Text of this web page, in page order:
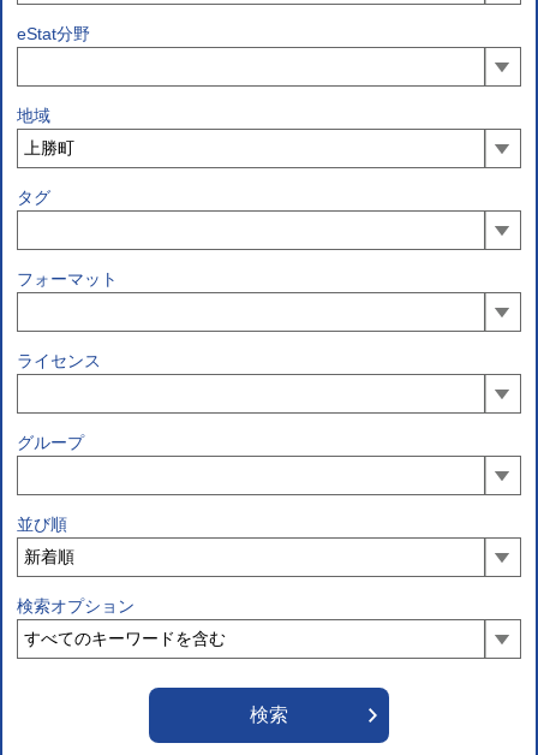
eStat分野
地域
タグ
フォーマット
ライセンス
グループ
並び順
検索オプション